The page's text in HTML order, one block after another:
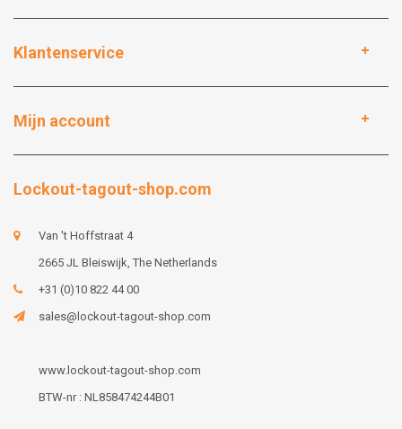
Klantenservice
Mijn account
Lockout-tagout-shop.com
Van 't Hoffstraat 4
2665 JL Bleiswijk, The Netherlands
+31 (0)10 822 44 00
sales@lockout-tagout-shop.com
www.lockout-tagout-shop.com
BTW-nr : NL858474244B01